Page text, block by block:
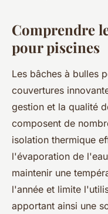
Comprendre
pour piscines
Les bâches à bulles
couvertures
gestion et la qualité
composent de
isolation thermique
l'évaporation de
maintenir une
l'année et limite
apportant ainsi une